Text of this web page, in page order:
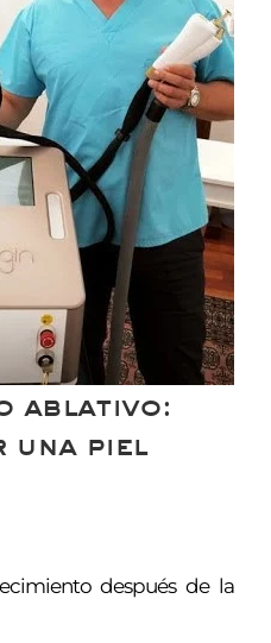
ablativo:
una piel
después de la